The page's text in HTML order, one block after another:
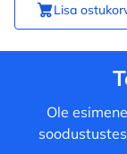
Lisa
Ole